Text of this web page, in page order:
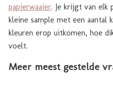
papierwaaier. Je krijgt van elk
kleine sample met een aantal
kleuren erop uitkomen, hoe
voelt.
Meer meest gestelde